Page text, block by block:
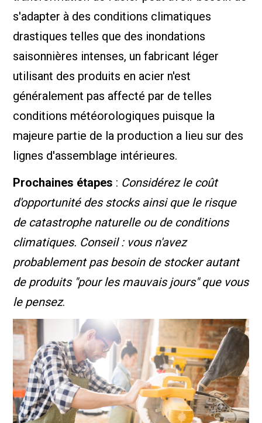
s'adapter à des conditions climatiques
drastiques telles que des inondations
saisonnières intenses, un fabricant léger
utilisant des produits en acier n'est
généralement pas affecté par de telles
conditions météorologiques puisque la
majeure partie de la production a lieu sur des
lignes d'assemblage intérieures.
Prochaines étapes : Considérez le coût
d'opportunité des stocks ainsi que le risque
de catastrophe naturelle ou de conditions
climatiques. Conseil : vous n'avez
probablement pas besoin de stocker autant
de produits "pour les mauvais jours" que vous
le pensez.